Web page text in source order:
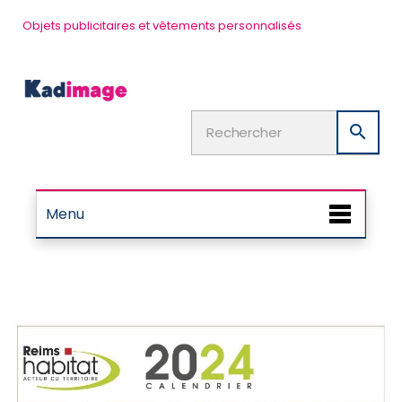
Objets publicitaires et vêtements personnalisés

Menu